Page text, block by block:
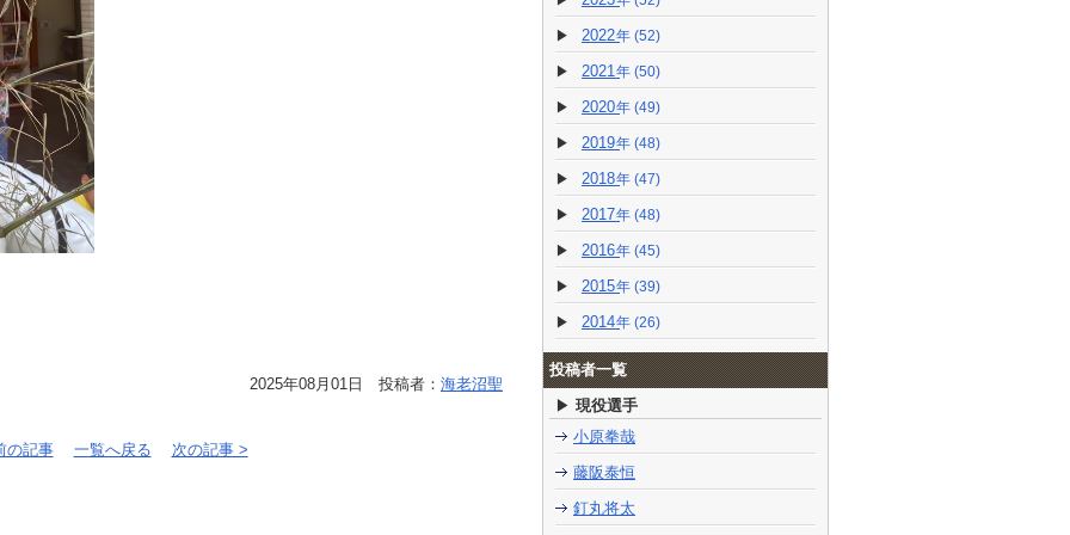
2025年08月01日 投稿者： 海老沼聖
の記事 一覧へ戻る 次の記事 >
2022 (52)
2021 (50)
2020 (49)
2019 (48)
2018 (47)
2017 (48)
2016 (45)
2015 (39)
2014 (26)
投稿者一覧
現役選手
小原拳哉
藤阪泰恒
釘丸将太